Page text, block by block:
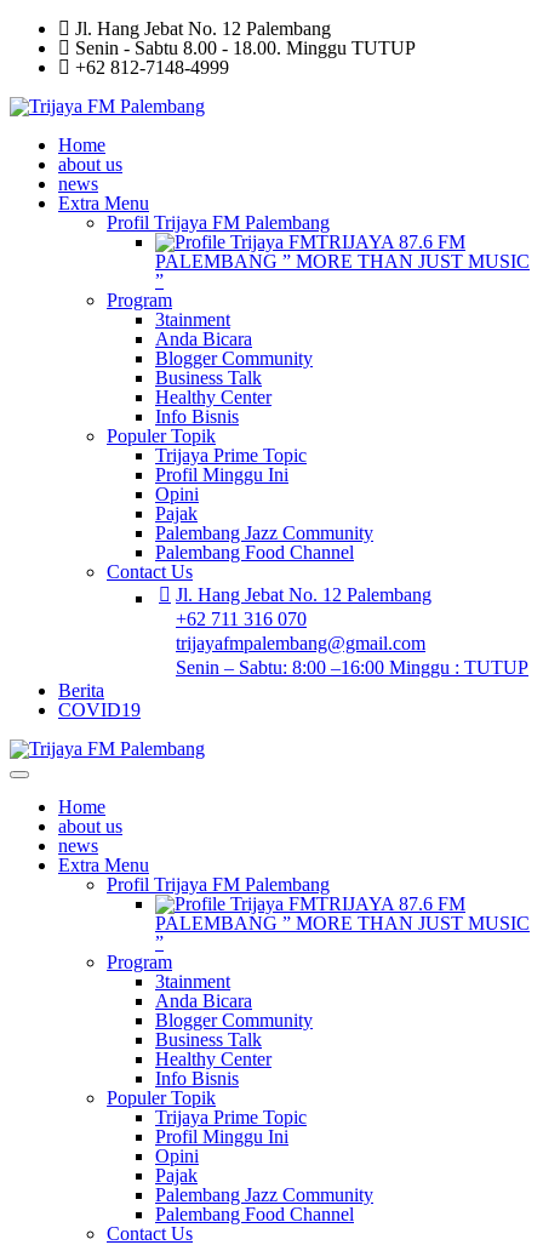
Jl. Hang Jebat No. 12 Palembang
Senin - Sabtu 8.00 - 18.00. Minggu TUTUP
+62 812-7148-4999
Home
about us
news
Extra Menu
Profil Trijaya FM Palembang
TRIJAYA 87.6 FM
PALEMBANG ” MORE THAN JUST MUSIC
”
Program
3tainment
Anda Bicara
Blogger Community
Business Talk
Healthy Center
Info Bisnis
Populer Topik
Trijaya Prime Topic
Profil Minggu Ini
Opini
Pajak
Palembang Jazz Community
Palembang Food Channel
Contact Us
Jl. Hang Jebat No. 12 Palembang
+62 711 316 070
trijayafmpalembang@gmail.com
Senin – Sabtu: 8:00 –16:00 Minggu : TUTUP
Berita
COVID19
Home
about us
news
Extra Menu
Profil Trijaya FM Palembang
TRIJAYA 87.6 FM
PALEMBANG ” MORE THAN JUST MUSIC
”
Program
3tainment
Anda Bicara
Blogger Community
Business Talk
Healthy Center
Info Bisnis
Populer Topik
Trijaya Prime Topic
Profil Minggu Ini
Opini
Pajak
Palembang Jazz Community
Palembang Food Channel
Contact Us